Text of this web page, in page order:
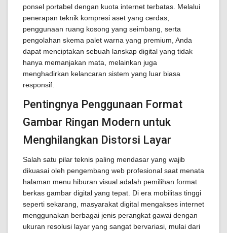
ponsel portabel dengan kuota internet terbatas. Melalui
penerapan teknik kompresi aset yang cerdas,
penggunaan ruang kosong yang seimbang, serta
pengolahan skema palet warna yang premium, Anda
dapat menciptakan sebuah lanskap digital yang tidak
hanya memanjakan mata, melainkan juga
menghadirkan kelancaran sistem yang luar biasa
responsif.
Pentingnya Penggunaan Format
Gambar Ringan Modern untuk
Menghilangkan Distorsi Layar
Salah satu pilar teknis paling mendasar yang wajib
dikuasai oleh pengembang web profesional saat menata
halaman menu hiburan visual adalah pemilihan format
berkas gambar digital yang tepat. Di era mobilitas tinggi
seperti sekarang, masyarakat digital mengakses internet
menggunakan berbagai jenis perangkat gawai dengan
ukuran resolusi layar yang sangat bervariasi, mulai dari